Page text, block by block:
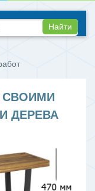
Найти
СВОИМИ
ДЕРЕВА